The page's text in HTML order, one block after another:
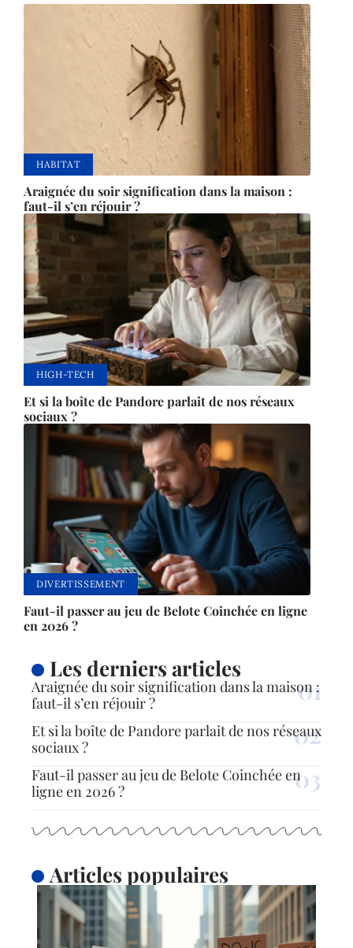
HABITAT
Araignée du soir signification dans la maison :
faut-il s’en réjouir ?
HIGH-TECH
Et si la boîte de Pandore parlait de nos réseaux
sociaux ?
DIVERTISSEMENT
Faut-il passer au jeu de Belote Coinchée en ligne
en 2026 ?
Les derniers articles
Araignée du soir signification dans la maison :
faut-il s’en réjouir ?
Et si la boîte de Pandore parlait de nos réseaux
sociaux ?
Faut-il passer au jeu de Belote Coinchée en
ligne en 2026 ?
Articles populaires